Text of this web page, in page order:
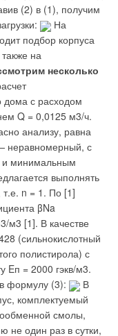
(2) в (1), получим
На
подбор корпуса
на
несколько
дома с расходом
Q = 0,0125 м3/ч.
анализу, равна
неравномерный, с
и минимальным
выполнять
т.е. n = 1. По [1]
βNa
м3 [1]. В качестве
(сильнокислотный
полистирола) с
Eп = 2000 гэкв/м3.
формулу (3):
В
комплектуемый
смолы,
не один раз в сутки,
отключены
соответствия
конкретного
продукции и услуг
актами РФ
полиэтиленовых
трубопроводах
Документация
по
полиэтиленовыми
в архивах
организации.
ими
от применяемых
технологий,
водопроводно-
полиэтиленовых
либо перейти на
фасонных изделий.
фитинги
трубных
монтировать
(PE-X/AL/PE-X, PE-
в России в 1990-е
латунный,
обычно
с
зажимным кольцом
компрессии
сшитого и
X, PE-RT) обычно
колец на
такой же.
бессмысленно,